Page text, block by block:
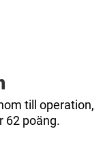
till operation,
62 poäng.